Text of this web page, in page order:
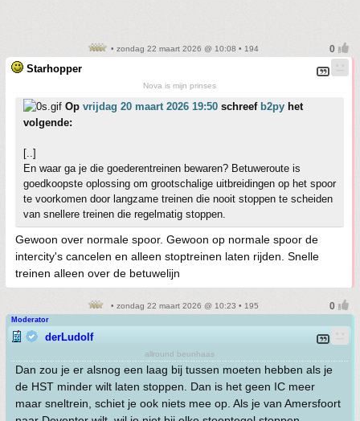
• zondag 22 maart 2026 @ 10:08 • 194
Starhopper
Nova is mijn prinses
Op vrijdag 20 maart 2026 19:50 schreef b2py het
volgende:
[..]
En waar ga je die goederentreinen bewaren? Betuweroute is
goedkoopste oplossing om grootschalige uitbreidingen op het spoor
te voorkomen door langzame treinen die nooit stoppen te scheiden
van snellere treinen die regelmatig stoppen.
Gewoon over normale spoor. Gewoon op normale spoor de
intercity's cancelen en alleen stoptreinen laten rijden. Snelle
treinen alleen over de betuwelijn
• zondag 22 maart 2026 @ 10:23 • 195
Moderator
derLudolf
allround beunhaas
Dan zou je er alsnog een laag bij tussen moeten hebben als je
de HST minder wilt laten stoppen. Dan is het geen IC meer
maar sneltrein, schiet je ook niets mee op. Als je van Amersfoort